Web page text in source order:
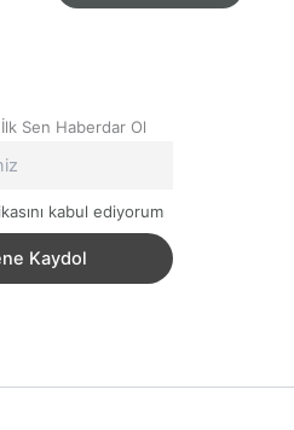
Sen Haberdar Ol
kabul ediyorum